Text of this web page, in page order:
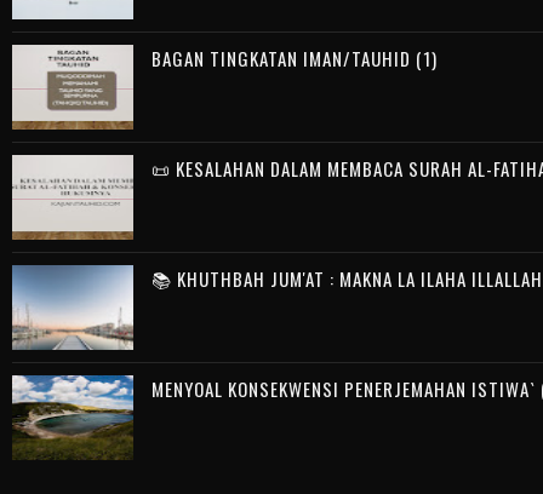
BAGAN TINGKATAN IMAN/TAUHID (1)
📜 KESALAHAN DALAM MEMBACA SURAH AL-
📚 KHUTHBAH JUM'AT : MAKNA LA ILAHA
MENYOAL KONSEKWENSI PENERJEMAHAN